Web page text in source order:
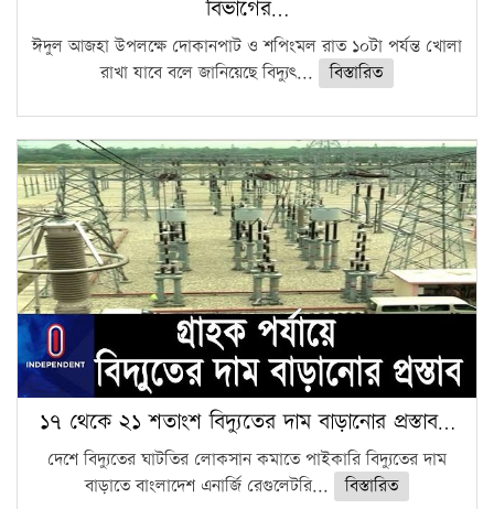
বিভাগের…
ঈদুল আজহা উপলক্ষে দোকানপাট ও শপিংমল রাত ১০টা পর্যন্ত খোলা
রাখা যাবে বলে জানিয়েছে বিদ্যুৎ...
বিস্তারিত
১৭ থেকে ২১ শতাংশ বিদ্যুতের দাম বাড়ানোর প্রস্তাব…
দেশে বিদ্যুতের ঘাটতির লোকসান কমাতে পাইকারি বিদ্যুতের দাম
বাড়াতে বাংলাদেশ এনার্জি রেগুলেটরি...
বিস্তারিত